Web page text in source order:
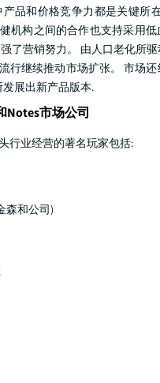
品和价格竞争力都是关键所
机构之间的合作也支持采用低
了营销努力。 由人口老化所
行继续推动市场扩张。 市场
展出新产品版本.
Notes市场公司
行业经营的著名玩家包括:
森和公司)